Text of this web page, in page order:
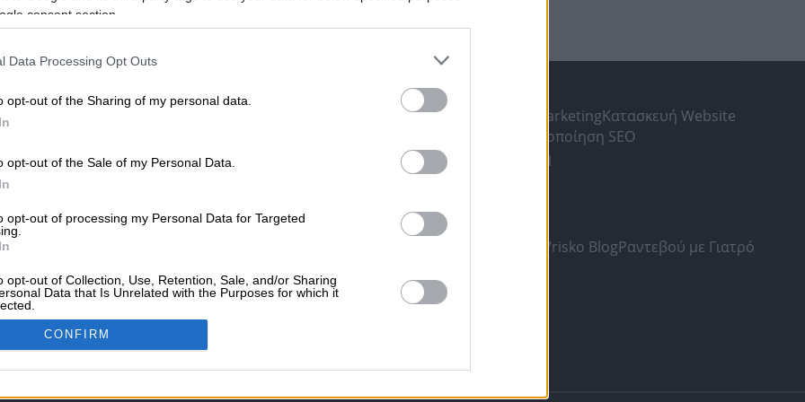
consent section.
Data Processing Opt Outs
opt-out of the Sharing of my personal data.
opt-out of the Sale of my Personal Data.
opt-out of processing my Personal Data for Targeted
opt-out of Collection, Use, Retention, Sale, and/or Sharing
Data that Is Unrelated with the Purposes for which it
CONFIRM
Ψυχολόγοι
ΥΠΗΡΕΣΙΕΣ ΠΡΟΒΟΛΗΣ
Διαφημιστείτε στο Vrisko.grΥπηρεσίες Digital MarketingΚατασκευή Website
Βελτιστοποίηση SEO
Διαφήμιση στα social mediaΔωρεάν καταχώριση
ΚαβάλαΤρίπολη
Vrisko.gr (About Us)
Όροι και Προϋποθέσεις
Vrisko BlogΡαντεβού με Γιατρό
ΘέατροΣινεμά
Follow Us